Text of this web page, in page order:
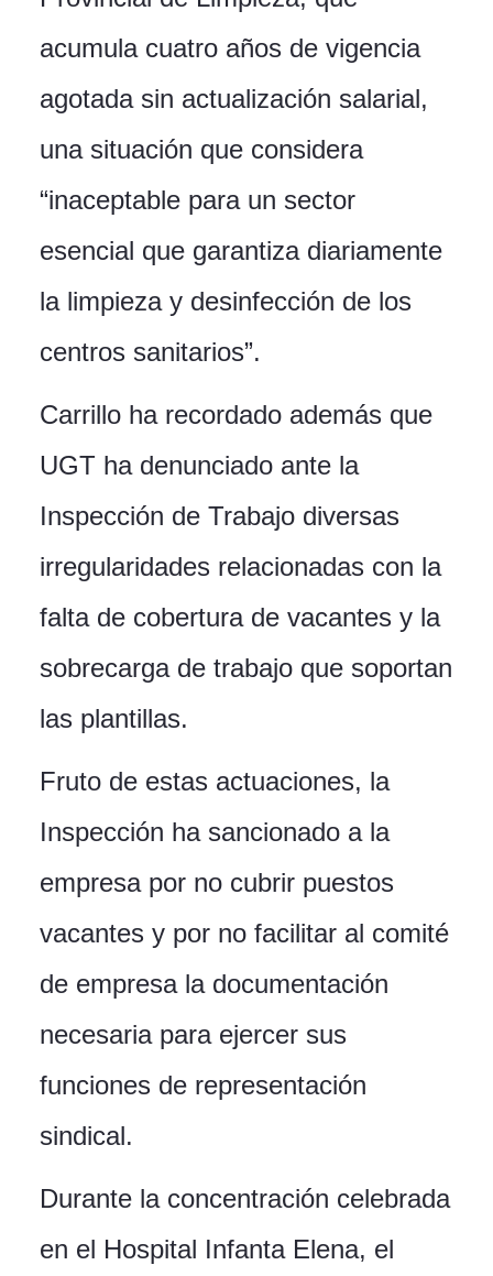
acumula cuatro años de vigencia
agotada sin actualización salarial,
una situación que considera
“inaceptable para un sector
esencial que garantiza diariamente
la limpieza y desinfección de los
centros sanitarios”.
Carrillo ha recordado además que
UGT ha denunciado ante la
Inspección de Trabajo diversas
irregularidades relacionadas con la
falta de cobertura de vacantes y la
sobrecarga de trabajo que soportan
las plantillas.
Fruto de estas actuaciones, la
Inspección ha sancionado a la
empresa por no cubrir puestos
vacantes y por no facilitar al comité
de empresa la documentación
necesaria para ejercer sus
funciones de representación
sindical.
Durante la concentración celebrada
en el Hospital Infanta Elena, el